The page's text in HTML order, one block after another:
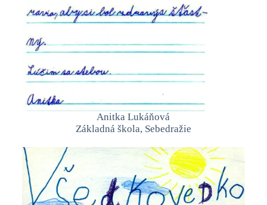
Anitka Lukáňová
Základná škola, Sebedražie